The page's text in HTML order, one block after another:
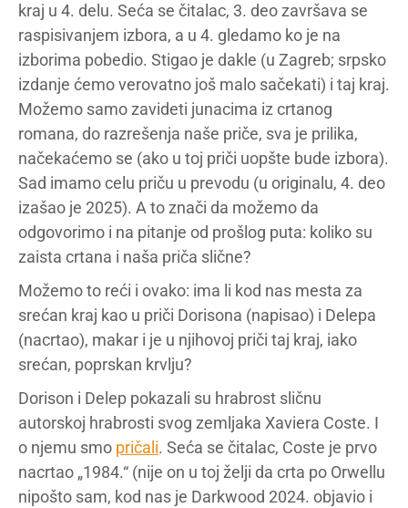
kraj u 4. delu. Seća se čitalac, 3. deo završava se
raspisivanjem izbora, a u 4. gledamo ko je na
izborima pobedio. Stigao je dakle (u Zagreb; srpsko
izdanje ćemo verovatno još malo sačekati) i taj kraj.
Možemo samo zavideti junacima iz crtanog
romana, do razrešenja naše priče, sva je prilika,
načekaćemo se (ako u toj priči uopšte bude izbora).
Sad imamo celu priču u prevodu (u originalu, 4. deo
izašao je 2025). A to znači da možemo da
odgovorimo i na pitanje od prošlog puta: koliko su
zaista crtana i naša priča slične?
Možemo to reći i ovako: ima li kod nas mesta za
srećan kraj kao u priči Dorisona (napisao) i Delepa
(nacrtao), makar i je u njihovoj priči taj kraj, iako
srećan, poprskan krvlju?
Dorison i Delep pokazali su hrabrost sličnu
autorskoj hrabrosti svog zemljaka Xaviera Coste. I
o njemu smo pričali. Seća se čitalac, Coste je prvo
nacrtao „1984.“ (nije on u toj želji da crta po Orwellu
nipošto sam, kod nas je Darkwood 2024. objavio i